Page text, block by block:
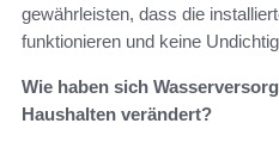
gewährleisten, dass die
funktionieren und keine
Wie haben sich
Haushalten verändert?